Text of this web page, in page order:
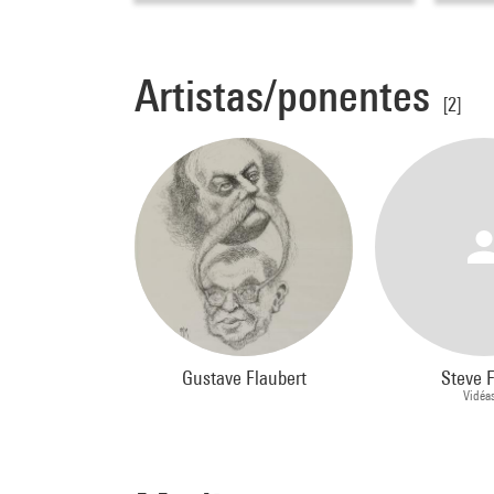
Artistas/ponentes [2]
Gustave Flaubert Steve